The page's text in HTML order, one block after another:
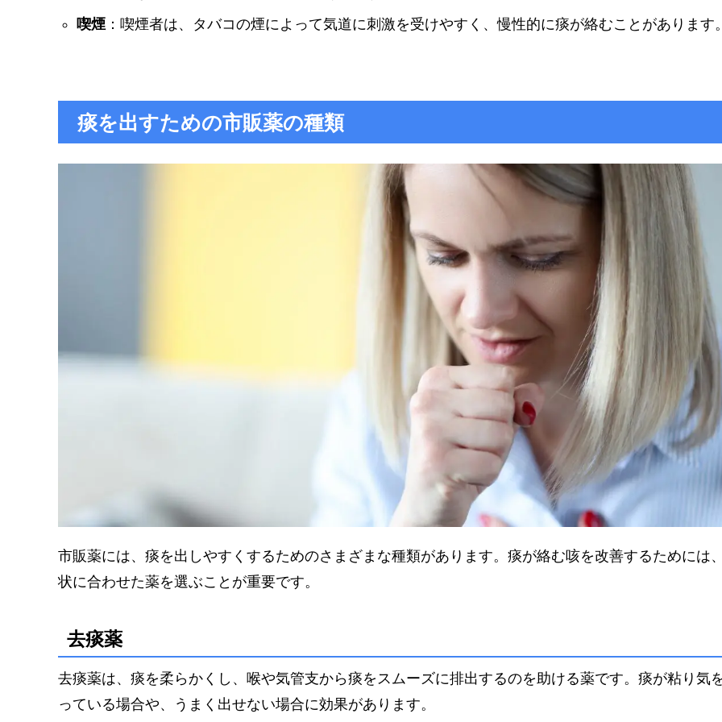
喫煙 ：喫煙者は、タバコの煙によって気道に刺激を受けやすく、慢性的に痰が絡むことがあります
痰を出すための市販薬の種類
市販薬には、痰を出しやすくするためのさまざまな種類があります。痰が絡む咳を改善するためには
状に合わせた薬を選ぶことが重要です。
去痰薬
去痰薬は、痰を柔らかくし、喉や気管支から痰をスムーズに排出するのを助ける薬です。痰が粘り気
っている場合や、うまく出せない場合に効果があります。